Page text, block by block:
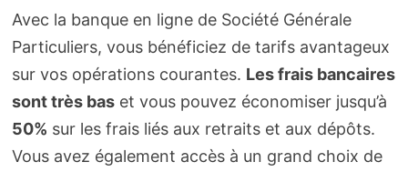
Avec la banque en ligne de Société Générale
Particuliers, vous bénéficiez de tarifs avantageux
sur vos opérations courantes. Les frais bancaires
sont très baset vous pouvez économiser jusqu’à
50% sur les frais liés aux retraits et aux dépôts.
Vous avez également accès à un grand choix de